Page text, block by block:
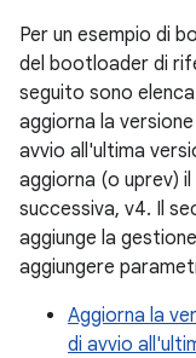
Per un esempio di
del bootloader di
seguito sono
aggiorna la
avvio all'ultima
aggiorna (o uprev)
successiva, v4. Il
aggiunge la
aggiungere
Aggiorna la
di avvio